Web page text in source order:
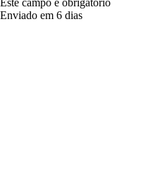
Este campo é obrigatório
Enviado em 6 dias